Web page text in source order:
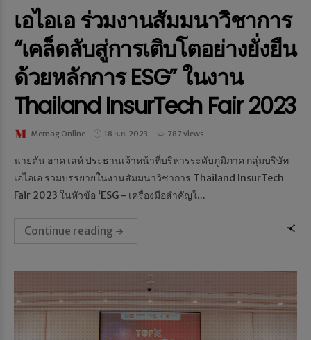
เอไอเอ ร่วมงานสัมมนาวิชาการ
“เคล็ดลับสู่การเติบโตอย่างยั่งยืน
ด้วยหลักการ ESG” ในงาน
Thailand InsurTech Fair 2023
Memag Online 18 ก.ย. 2023 787 views
นายตัน ฮาค เลห์ ประธานเจ้าหน้าที่บริหารระดับภูมิภาค กลุ่มบริษัท
เอไอเอ ร่วมบรรยายในงานสัมมนาวิชาการ Thailand InsurTech
Fair 2023 ในหัวข้อ ‘ESG - เครื่องมือสำคัญใ...
Continue reading